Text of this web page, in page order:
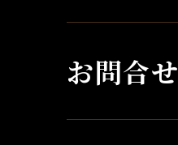
お問合せ